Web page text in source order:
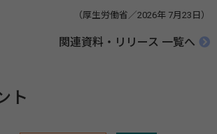
（厚生労働省／2026年 7月23日）
関連資料・リリース 一覧へ
ト